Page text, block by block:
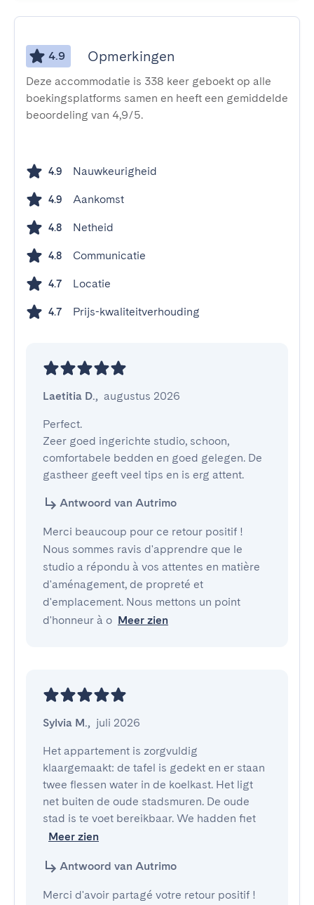
4.9 Opmerkingen
Deze accommodatie is 338 keer geboekt op alle
boekingsplatforms samen en heeft een gemiddelde
beoordeling van 4,9/5.
4.9 Nauwkeurigheid
4.9 Aankomst
4.8 Netheid
4.8 Communicatie
4.7 Locatie
4.7 Prijs-kwaliteitverhouding
Laetitia D., augustus 2026
Perfect.
Zeer goed ingerichte studio, schoon,
comfortabele bedden en goed gelegen. De
gastheer geeft veel tips en is erg attent.
Antwoord van Autrimo
Merci beaucoup pour ce retour positif !
Nous sommes ravis d'apprendre que le
studio a répondu à vos attentes en matière
d'aménagement, de propreté et
d'emplacement. Nous mettons un point
d'honneur à o Meer zien
Sylvia M., juli 2026
Het appartement is zorgvuldig
klaargemaakt: de tafel is gedekt en er staan
twee flessen water in de koelkast. Het ligt
net buiten de oude stadsmuren. De oude
stad is te voet bereikbaar. We hadden fiet
Meer zien
Antwoord van Autrimo
Merci d'avoir partagé votre retour positif !